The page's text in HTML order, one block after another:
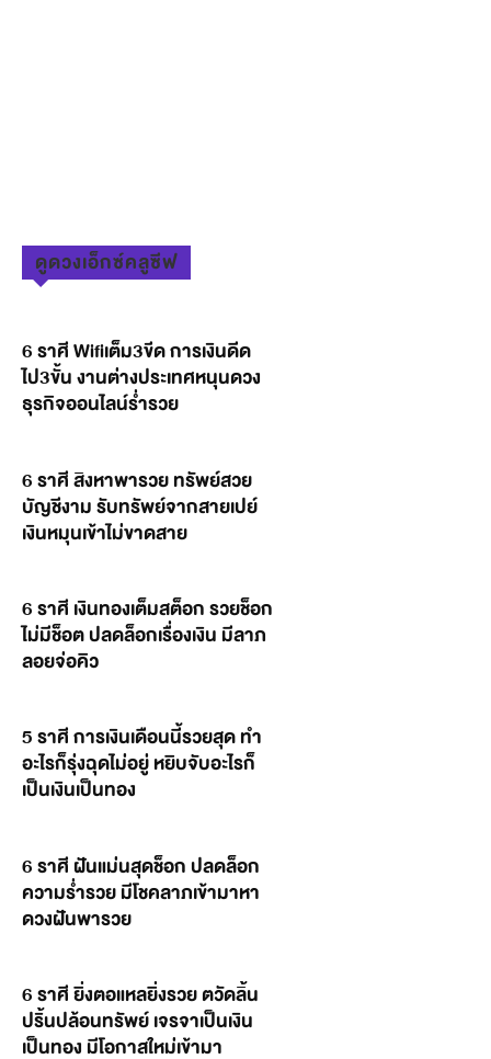
ดูดวงเอ็กซ์คลูซีฟ
6 ราศี Wifiเต็ม3ขีด การเงินดีด
ไป3ขั้น งานต่างประเทศหนุนดวง
ธุรกิจออนไลน์ร่ำรวย
6 ราศี สิงหาพารวย ทรัพย์สวย
บัญชีงาม รับทรัพย์จากสายเปย์
เงินหมุนเข้าไม่ขาดสาย
6 ราศี เงินทองเต็มสต็อก รวยช็อก
ไม่มีช็อต ปลดล็อกเรื่องเงิน มีลาภ
ลอยจ่อคิว
5 ราศี การเงินเดือนนี้รวยสุด ทำ
อะไรก็รุ่งฉุดไม่อยู่ หยิบจับอะไรก็
เป็นเงินเป็นทอง
6 ราศี ฝันแม่นสุดช็อก ปลดล็อก
ความร่ำรวย มีโชคลาภเข้ามาหา
ดวงฝันพารวย
6 ราศี ยิ่งตอแหลยิ่งรวย ตวัดลิ้น
ปริ้นปล้อนทรัพย์ เจรจาเป็นเงิน
เป็นทอง มีโอกาสใหม่เข้ามา